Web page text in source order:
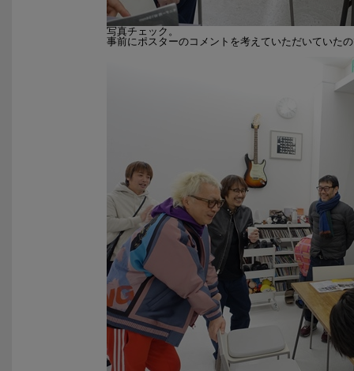
写真チェック。
事前にポスターのコメントを考えていただいていた